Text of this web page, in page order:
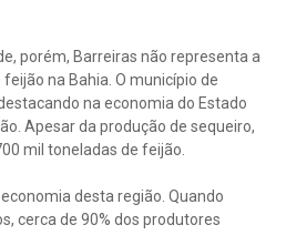
porém, Barreiras não representa a
na Bahia. O município de
na economia do Estado
Apesar da produção de sequeiro,
mil toneladas de feijão.
desta região. Quando
cerca de 90% dos produtores